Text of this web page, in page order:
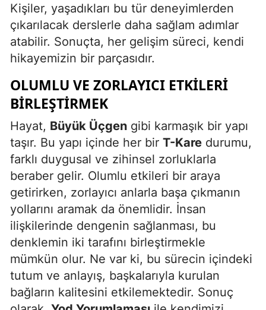
Kişiler, yaşadıkları bu tür deneyimlerden
çıkarılacak derslerle daha sağlam adımlar
atabilir. Sonuçta, her gelişim süreci, kendi
hikayemizin bir parçasıdır.
OLUMLU VE ZORLAYICI ETKILERI
BIRLEŞTIRMEK
Hayat, Büyük Üçgen gibi karmaşık bir yapı
taşır. Bu yapı içinde her bir T-Kare durumu,
farklı duygusal ve zihinsel zorluklarla
beraber gelir. Olumlu etkileri bir araya
getirirken, zorlayıcı anlarla başa çıkmanın
yollarını aramak da önemlidir. İnsan
ilişkilerinde dengenin sağlanması, bu
denklemin iki tarafını birleştirmekle
mümkün olur. Ne var ki, bu sürecin içindeki
tutum ve anlayış, başkalarıyla kurulan
bağların kalitesini etkilemektedir. Sonuç